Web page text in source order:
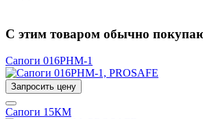
С этим товаром обычно
Сапоги 016РНМ-1
Запросить цену
Сапоги 15КМ